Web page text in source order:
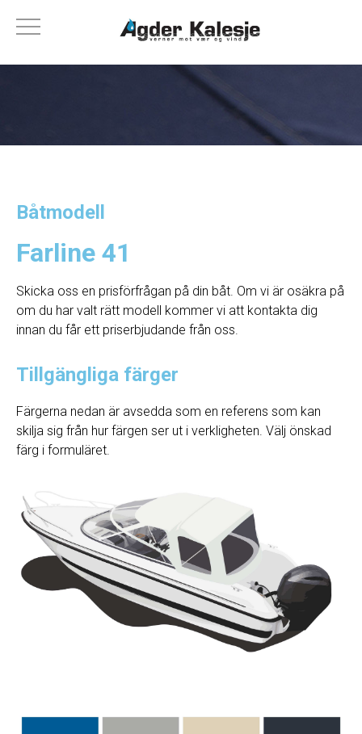
Båtmodell
Farline 41
Skicka oss en prisförfrågan på din båt. Om vi ​​är osäkra på
om du har valt rätt modell kommer vi att kontakta dig
innan du får ett priserbjudande från oss.
Tillgängliga färger
Färgerna nedan är avsedda som en referens som kan
skilja sig från hur färgen ser ut i verkligheten. Välj önskad
färg i formuläret.